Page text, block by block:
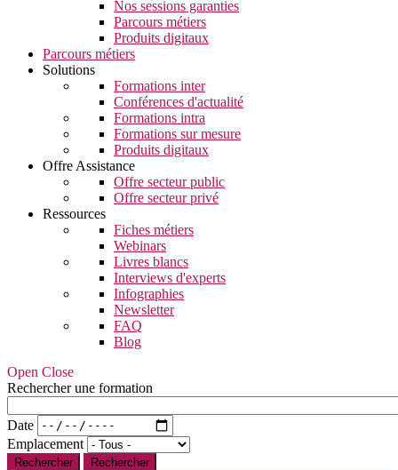
Nos sessions garanties
Parcours métiers
Produits digitaux
Parcours métiers
Solutions
Formations inter
Conférences d'actualité
Formations intra
Formations sur mesure
Produits digitaux
Offre Assistance
Offre secteur public
Offre secteur privé
Ressources
Fiches métiers
Webinars
Livres blancs
Interviews d'experts
Infographies
Newsletter
FAQ
Blog
Open Close
Rechercher une formation
Date
Emplacement
Rechercher